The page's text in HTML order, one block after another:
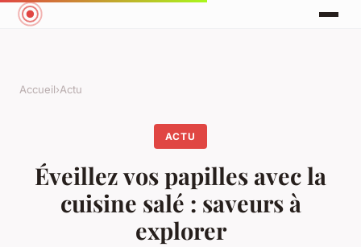
Accueil›Actu
ACTU
Éveillez vos papilles avec la
cuisine salé : saveurs à
explorer